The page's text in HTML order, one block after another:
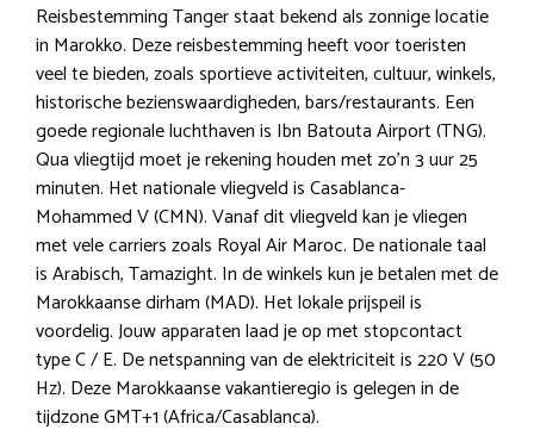
Reisbestemming Tanger staat bekend als zonnige locatie
in Marokko. Deze reisbestemming heeft voor toeristen
veel te bieden, zoals sportieve activiteiten, cultuur, winkels,
historische bezienswaardigheden, bars/restaurants. Een
goede regionale luchthaven is Ibn Batouta Airport (TNG).
Qua vliegtijd moet je rekening houden met zo’n 3 uur 25
minuten. Het nationale vliegveld is Casablanca-
Mohammed V (CMN). Vanaf dit vliegveld kan je vliegen
met vele carriers zoals Royal Air Maroc. De nationale taal
is Arabisch, Tamazight. In de winkels kun je betalen met de
Marokkaanse dirham (MAD). Het lokale prijspeil is
voordelig. Jouw apparaten laad je op met stopcontact
type C / E. De netspanning van de elektriciteit is 220 V (50
Hz). Deze Marokkaanse vakantieregio is gelegen in de
tijdzone GMT+1 (Africa/Casablanca).